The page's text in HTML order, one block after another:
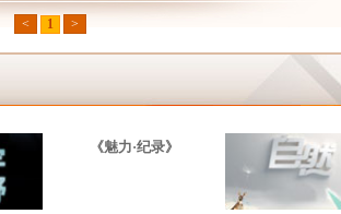
< 1 >
《魅力·纪录》